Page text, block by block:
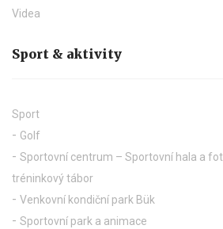
Videa
Sport & aktivity
Sport
Golf
Sportovní centrum – Sportovní hala a
tréninkový tábor
Venkovní kondiční park Bük
Sportovní park a animace